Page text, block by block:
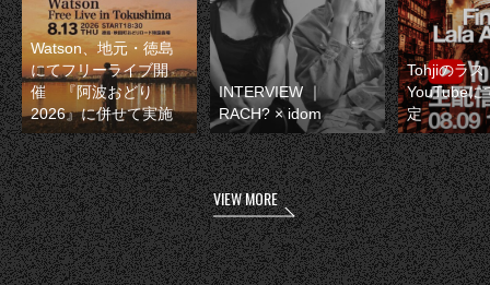
Watson、地元・徳島
にてフリーライブ開
催 『阿波おどり
2026』に併せて実施
INTERVIEW ｜
RACH? × idom
Tohjiのラス
YouTubeに
定
VIEW MORE